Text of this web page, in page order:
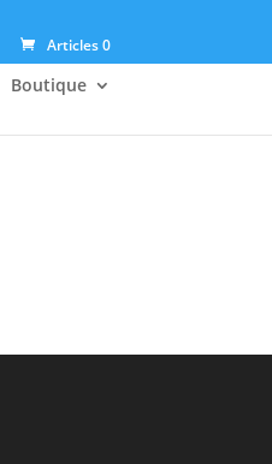
Articles 0
Boutique